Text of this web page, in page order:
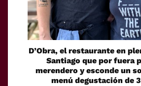
D’Obra, el restaurante en
Santiago que por fuera
merendero y esconde un
menú degustación de